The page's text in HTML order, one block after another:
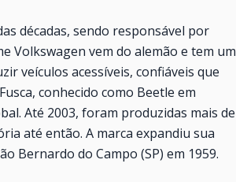
décadas, sendo responsável por
Volkswagen vem do alemão e tem um
veículos acessíveis, confiáveis que
conhecido como Beetle em
Até 2003, foram produzidas mais de
até então. A marca expandiu sua
Bernardo do Campo (SP) em 1959.